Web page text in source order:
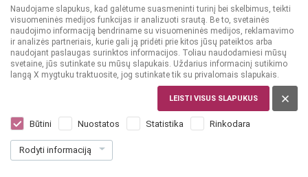
Naudojame slapukus, kad galėtume suasmeninti turinį bei skelbimus, teikti
visuomeninės medijos funkcijas ir analizuoti srautą. Be to, svetainės
naudojimo informaciją bendriname su visuomeninės medijos, reklamavimo
ir analizės partneriais, kurie gali ją pridėti prie kitos jūsų pateiktos arba
naudojant paslaugas surinktos informacijos. Toliau naudodamiesi mūsų
svetaine, jūs sutinkate su mūsų slapukais. Uždarius informacinį sutikimo
langą X mygtuku traktuosite, jog sutinkate tik su privalomais slapukais.
LEISTI VISUS SLAPUKUS
Būtini Nuostatos Statistika Rinkodara
Rodyti informaciją
Down Under Syrah
0,75 L
Dar nėra balsų, galite įvertinti
999
Į KREPŠELĮ
Setzer Weinviertel
Ausstich 0,75 L
Dar nėra balsų, galite įvertinti
1099€
14.65 € / L
Į KREPŠELĮ